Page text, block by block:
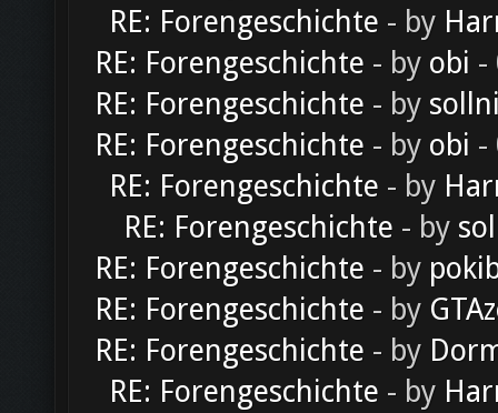
RE: Forengeschichte - by
RE: Forengeschichte - by obi -
RE: Forengeschichte - by
RE: Forengeschichte - by obi -
RE: Forengeschichte - by
RE: Forengeschichte - by
RE: Forengeschichte - by
RE: Forengeschichte - by
RE: Forengeschichte - by
RE: Forengeschichte - by